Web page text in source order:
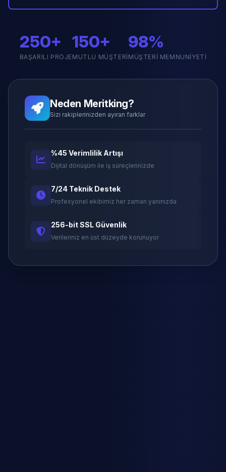
250+
BAŞARILI PROJE
150+
MUTLU MÜŞTERI
98%
MÜŞTERI MEMNUNIYETI
Neden Meritking?
Sizi rakiplerinizden ayıran farklar
%45 Verimlilik Artışı
Dijital dönüşüm ile iş süreçlerinizde
7/24 Teknik Destek
Profesyonel ekibimiz her zaman yanınızda
256-bit SSL Güvenlik
Verileriniz en üst düzeyde korunuyor